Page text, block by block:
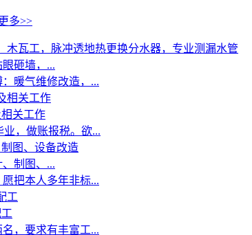
更多>>
砸墙，...
暖气维修改造，...
关工作
，做账报税。欲...
制图、...
把本人多年非标...
，要求有丰富工...